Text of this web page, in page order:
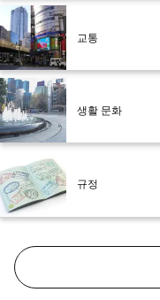
교통
생활 문화
규정